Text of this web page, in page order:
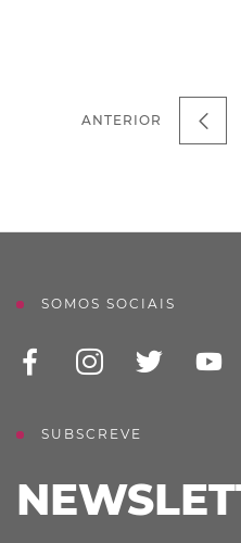
ANTERIOR
SOMOS SOCIAIS
SUBSCREVE